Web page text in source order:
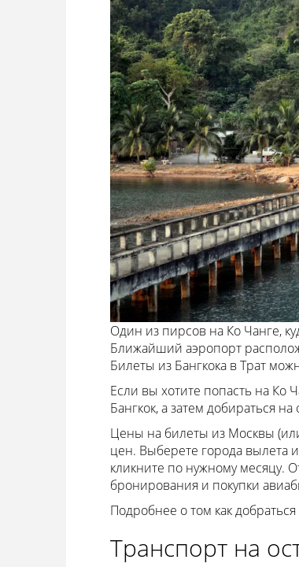
Один из пирсов на Ко Чанге,
Ближайший аэропорт
Билеты из Бангкока в Трат
Если вы хотите попасть на Ко
Бангкок, а затем добираться
Цены на билеты из Москвы
цен. Выберете города вылета
кликните по нужному месяцу.
бронирования и покупки
Подробнее о том как
Транспорт на